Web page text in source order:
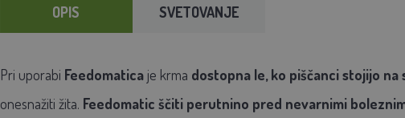
OPIS SVETOVANJE
Pri uporabi Feedomaticaje krma dostopna le, ko piščanci stojijo na
onesnažiti žita. Feedomatic ščiti perutnino pred nevarnimi